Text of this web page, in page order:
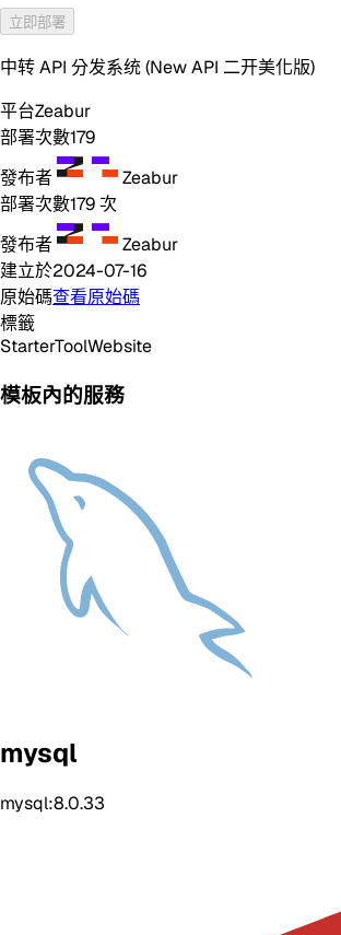
立即部署
中转 API 分发系统 (New API 二开美化版)
平台Zeabur
部署次數179
發布者
Zeabur
部署次數179次
發布者
Zeabur
建立於2024-07-16
原始碼查看原始碼
標籤
StarterToolWebsite
模板內的服務
mysql
mysql:8.0.33